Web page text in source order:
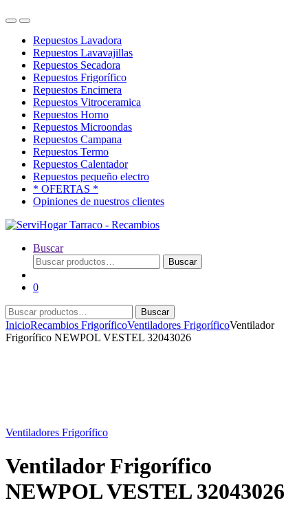
OpenClose
Repuestos Lavadora
Repuestos Lavavajillas
Repuestos Secadora
Repuestos Frigorífico
Repuestos Encimera
Repuestos Vitroceramica
Repuestos Horno
Repuestos Microondas
Repuestos Campana
Repuestos Termo
Repuestos Calentador
Repuestos pequeño electro
* OFERTAS *
Opiniones de nuestros clientes
Buscar
Buscar
por:
Buscar
0
Buscar
por:
Buscar
InicioRecambios FrigoríficoVentiladores FrigoríficoVentilador
Frigorífico NEWPOL VESTEL 32043026
Ventiladores Frigorífico
Ventilador Frigorífico
NEWPOL VESTEL 32043026